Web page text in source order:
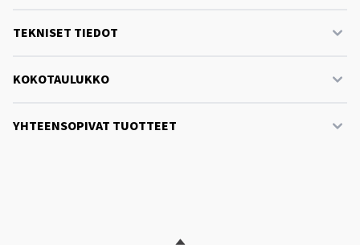
TEKNISET TIEDOT
KOKOTAULUKKO
YHTEENSOPIVAT TUOTTEET